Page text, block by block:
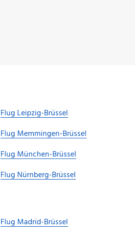
Flug Leipzig-Brüssel
Flug Memmingen-Brüssel
Flug München-Brüssel
Flug Nürnberg-Brüssel
Flug Madrid-Brüssel